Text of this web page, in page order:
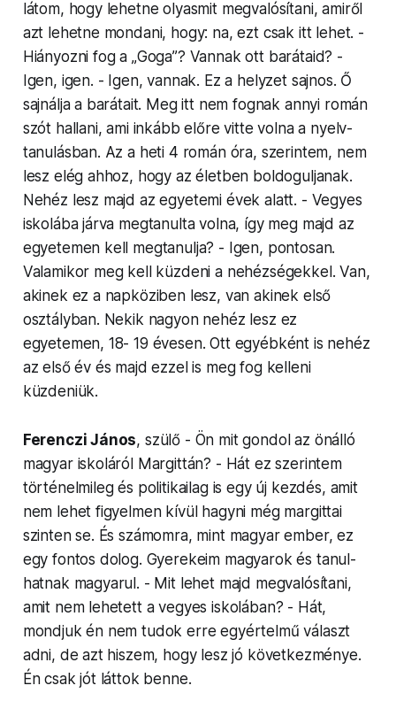
látom, hogy lehetne olyasmit meg­valósí­tani, amiről
azt lehetne mondani, hogy: na, ezt csak itt lehet. -
Hiányozni fog a „Goga”? Vannak ott barátaid? -
Igen, igen. - Igen, vannak. Ez a helyzet sajnos. Ő
sajnálja a barátait. Meg itt nem fognak annyi román
szót hallani, ami inkább előre vitte volna a nyelv­
tan­ulás­ban. Az a heti 4 román óra, szerintem, nem
lesz elég ahhoz, hogy az életben boldogul­janak.
Nehéz lesz majd az egyetemi évek alatt. - Vegyes
iskolába járva megtanulta volna, így meg majd az
egyetemen kell megtanulja? - Igen, pontosan.
Valamikor meg kell küzdeni a ne­hézségekkel. Van,
akinek ez a napköziben lesz, van akinek első
osztályban. Nekik nagyon nehéz lesz ez
egyetemen, 18- 19 évesen. Ott egyébként is nehéz
az első év és majd ezzel is meg fog kelleni
küzdeniük.
Ferenczi János, szülő - Ön mit gondol az önálló
magyar iskoláról Margittán? - Hát ez szerintem
történelmi­leg és poli­tikailag is egy új kezdés, amit
nem lehet figyelmen kívül hagyni még margittai
szinten se. És számomra, mint magyar ember, ez
egy fontos dolog. Gyerekeim magyarok és tan­ul­
hat­nak magyarul. - Mit lehet majd meg­valósí­tani,
amit nem lehetett a vegyes iskolában? - Hát,
mondjuk én nem tudok erre egyértelmű választ
adni, de azt hiszem, hogy lesz jó következménye.
Én csak jót láttok benne.